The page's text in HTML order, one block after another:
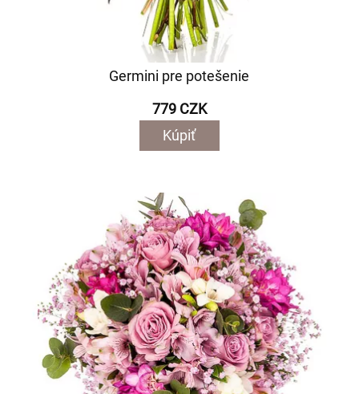
Germini pre potešenie
779 CZK
Kúpiť